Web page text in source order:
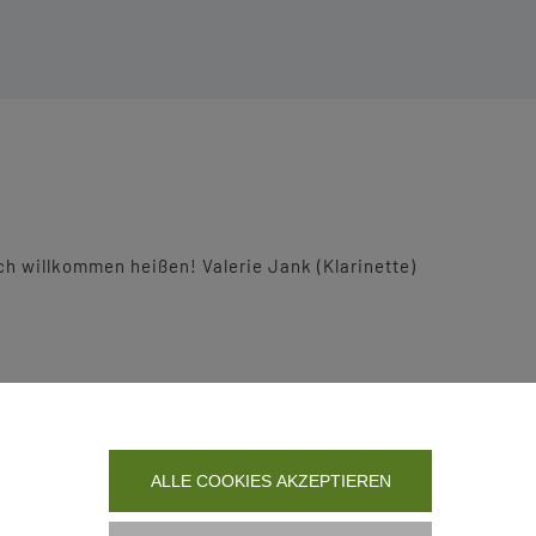
willkommen heißen! Valerie Jank (Klarinette)
ALLE COOKIES AKZEPTIEREN